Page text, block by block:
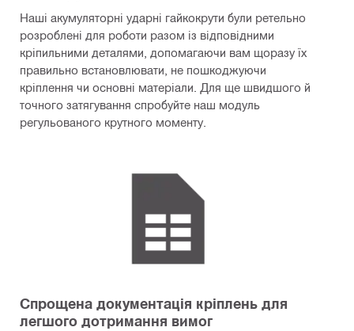
Наші акумуляторні ударні гайкокрути були ретельно
розроблені для роботи разом із відповідними
кріпильними деталями, допомагаючи вам щоразу їх
правильно встановлювати, не пошкоджуючи
кріплення чи основні матеріали. Для ще швидшого й
точного затягування спробуйте наш модуль
регульованого крутного моменту.
Спрощена документація кріплень для
легшого дотримання вимог